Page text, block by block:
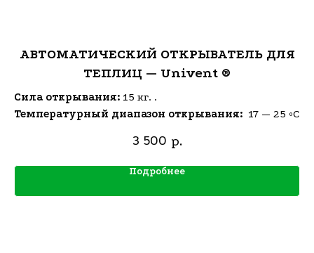
АВТОМАТИЧЕСКИЙ ОТКРЫВАТЕЛЬ ДЛЯ
ТЕПЛИЦ — Univent ®
Сила открывания: 15 кг. .
Температурный диапазон открывания: 17 — 25 ºC
3 500 р.
Подробнее